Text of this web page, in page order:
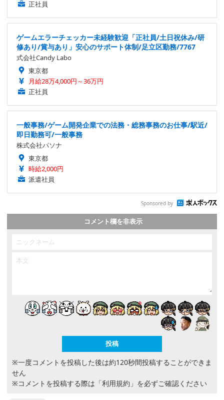
正社員
ゲームエラーチェッカー未経験歓迎「正社員/土日祝休み/研
修あり/賞与あり」安心のサポート体制/足立区勤務/7767
式会社Candy Labo
東京都
月給28万4,000円～36万円
正社員
一般事務/ゲーム開発企業での法務・総務事務のお仕事/駅近/
即日勤務可/一般事務
株式会社パソナ
東京都
時給2,000円
派遣社員
Sponsored by
コメント欄を非表示
※一度コメントを投稿した後は約120秒間投稿することができま
せん
※コメントを投稿する際は 「利用規約」 を必ずご確認ください